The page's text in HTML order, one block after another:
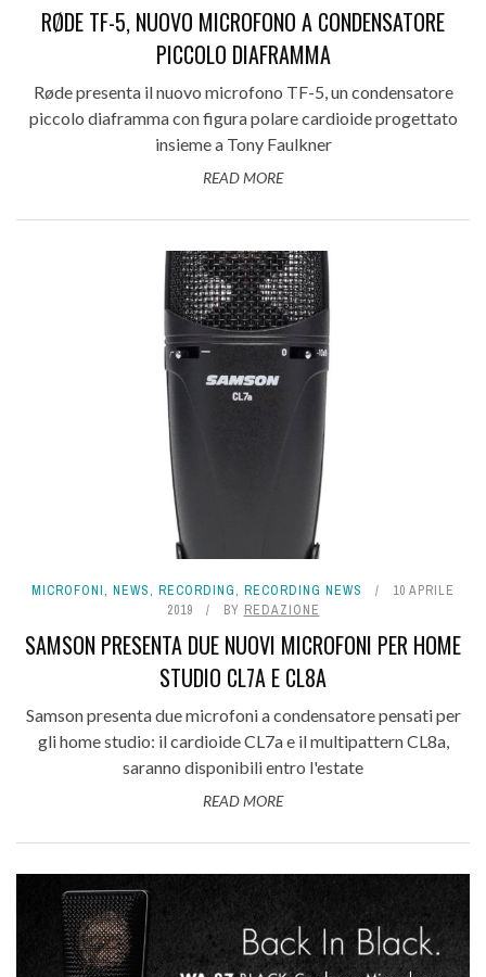
RØDE TF-5, NUOVO MICROFONO A CONDENSATORE
PICCOLO DIAFRAMMA
Røde presenta il nuovo microfono TF-5, un condensatore
piccolo diaframma con figura polare cardioide progettato
insieme a Tony Faulkner
READ MORE
MICROFONI, NEWS, RECORDING, RECORDING NEWS
10 APRILE
2019
BY REDAZIONE
SAMSON PRESENTA DUE NUOVI MICROFONI PER HOME
STUDIO CL7A E CL8A
Samson presenta due microfoni a condensatore pensati per
gli home studio: il cardioide CL7a e il multipattern CL8a,
saranno disponibili entro l'estate
READ MORE